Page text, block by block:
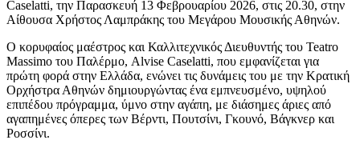
Caselatti, την Παρασκευή 13 Φεβρουαρίου 2026, στις 20.30, στην
Αίθουσα Χρήστος Λαμπράκης του Μεγάρου Μουσικής Αθηνών.
Ο κορυφαίος μαέστρος και Καλλιτεχνικός Διευθυντής του Teatro
Massimo του Παλέρμο, Alvise Caselatti, που εμφανίζεται για
πρώτη φορά στην Ελλάδα, ενώνει τις δυνάμεις του με την Κρατική
Ορχήστρα Αθηνών δημιουργώντας ένα εμπνευσμένο, υψηλού
επιπέδου πρόγραμμα, ύμνο στην αγάπη, με διάσημες άριες από
αγαπημένες όπερες των Βέρντι, Πουτσίνι, Γκουνό, Βάγκνερ και
Ροσσίνι.